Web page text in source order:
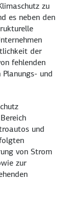
zu
es neben den
der
fehlenden
und
und
von Strom
zur